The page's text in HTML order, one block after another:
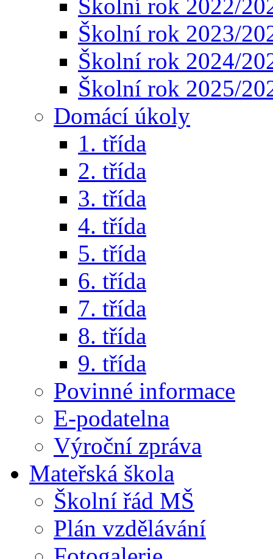
Školní rok 2022/
Školní rok 2023/
Školní rok 2024/
Školní rok 2025/
Domácí úkoly
1. třída
2. třída
3. třída
4. třída
5. třída
6. třída
7. třída
8. třída
9. třída
Povinné informace
E-podatelna
Výroční zpráva
Mateřská škola
Školní řád MŠ
Plán vzdělávání